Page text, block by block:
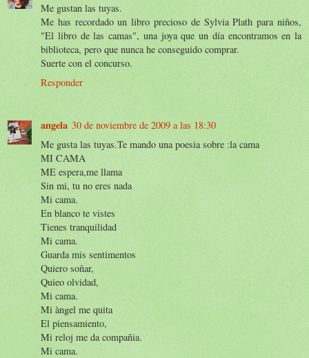
Me gustan las tuyas.
Me has recordado un libro precioso de Sylvia Plath para niños,
"El libro de las camas", una joya que un día encontramos en la
biblioteca, pero que nunca he conseguido comprar.
Suerte con el concurso.
Responder
angela 30 de noviembre de 2009 a las 18:30
Me gusta las tuyas.Te mando una poesia sobre :la cama
MI CAMA
ME espera,me llama
Sin mi, tu no eres nada
Mi cama.
En blanco te vistes
Tienes tranquilidad
Mi cama.
Guarda mis sentimentos
Quiero soñar,
Quieo olvidad,
Mi cama.
Mi àngel me quita
El piensamiento,
Mi reloj me da compañia.
Mi cama.